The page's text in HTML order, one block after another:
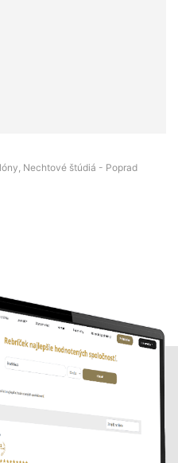
Nechtové štúdiá - Poprad